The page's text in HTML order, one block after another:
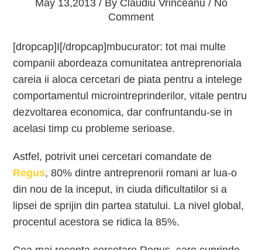
May 13,2013 / By Claudiu Vrinceanu / No
Comment
[dropcap]I[/dropcap]mbucurator: tot mai multe
companii abordeaza comunitatea antreprenoriala
careia ii aloca cercetari de piata pentru a intelege
comportamentul microintreprinderilor, vitale pentru
dezvoltarea economica, dar confruntandu-se in
acelasi timp cu probleme serioase.
Astfel, potrivit unei cercetari comandate de
Regus, 80% dintre antreprenorii romani ar lua-o
din nou de la inceput, in ciuda dificultatilor si a
lipsei de sprijin din partea statului. La nivel global,
procentul acestora se ridica la 85%.